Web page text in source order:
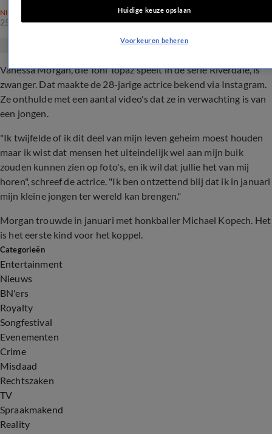
NIEUWS
25 juli 2020, 11:56
Vanessa Morgan, die Toni Topaz speelt in de serie Riverdale, is
zwanger. Dat maakte de 28-jarige actrice bekend via Instagram.
Ze onthulde met een aantal video's dat ze in verwachting is van
een jongen.
"Ik twijfelde of ik dit deel van mijn leven geheim moest houden
maar ik wist dat mensen het uiteindelijk wel aan mijn buik
zouden kunnen zien op foto's, en ik wil dat jullie het van mij
horen", schreef de actrice. "Ik ben ontzettend blij dat ik in januari
mijn kleine jongen ter wereld kan brengen."
Morgan trouwde in januari met honkballer Michael Kopech. Het
is het eerste kind voor het koppel.
Categorieën
Entertainment
Nieuws
BN'ers
Royalty
Songfestival
Evenementen
Crime
Misdaad
Rechtszaken
TV
Spraakmakend
Reality
Huidige keuze opslaan
Voorkeuren beheren